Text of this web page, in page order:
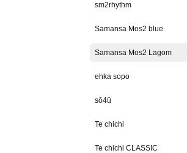
sm2rhythm
Samansa Mos2 blue
Samansa Mos2 Lagom
ehka sopo
sō4ū
Te chichi
Te chichi CLASSIC